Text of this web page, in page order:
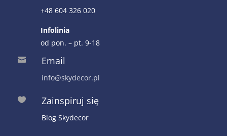
+48 604 326 020
Infolinia
od pon. – pt. 9-18
 Email
info@skydecor.pl
 Zainspiruj się
Blog Skydecor